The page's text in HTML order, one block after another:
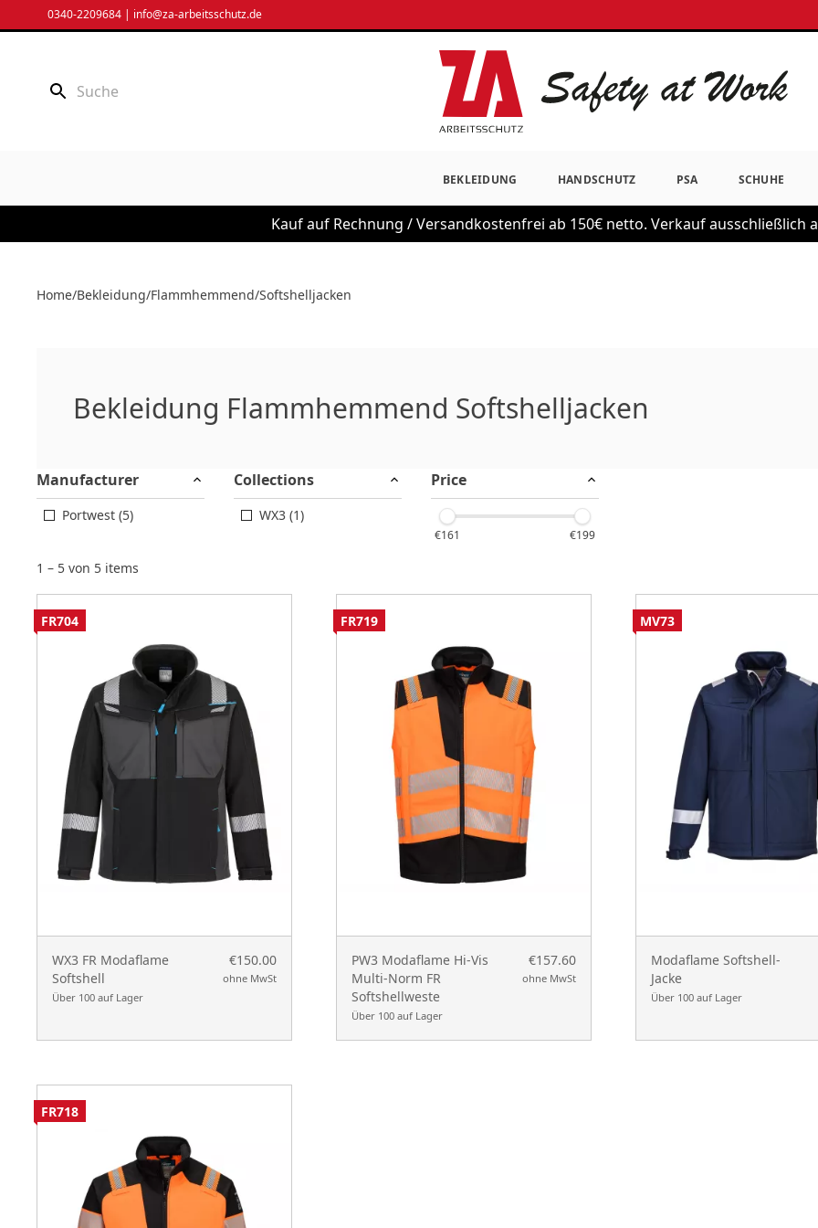
Inhalt
0340-2209684 | info@za-arbeitsschutz.de
BEKLEIDUNG HANDSCHUTZ PSA SCHUHE
Kauf auf Rechnung / Versandkostenfrei ab 150€ netto. Verkauf ausschließlich
Home/Bekleidung/Flammhemmend/Softshelljacken
Bekleidung Flammhemmend Softshelljacken
Manufacturer
Portwest (5)
Collections
WX3 (1)
Price
€161 €199
1 – 5 von 5 items
WX3 FR Modaflame
Softshell
Über 100 auf Lager
€150.00
ohne MwSt
FR704
PW3 Modaflame Hi-Vis
Multi-Norm FR
Softshellweste
Über 100 auf Lager
€157.60
ohne MwSt
FR719
Modaflame Softshell-
Jacke
Über 100 auf Lager
MV73
FR718